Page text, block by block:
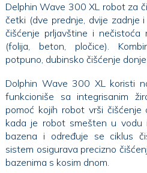
Delphin Wave 300 XL robot za
četki (dve prednje, dvije zadnje i četiri
čišćenje prljavštine i nečistoća
(folija, beton, pločice). Kombinacija 8 četki osigurava
potpuno, dubinsko čišćenje
Dolphin Wave 300 XL koristi
funkcioniše sa integrisanim žiroskopom i
pomoć kojih robot vrši
kada je robot smešten u vodu izračunava se profil vašeg
bazena i određuje se ciklus
sistem osigurava precizno čišćenje i održava svoj tok, čak i u
bazenima s kosim dnom.